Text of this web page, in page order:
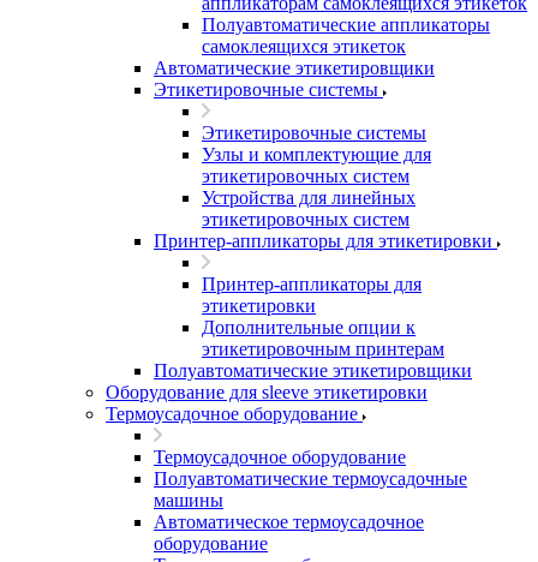
Полуавтоматические аппликаторы
самоклеящихся этикеток
Автоматические этикетировщики
Этикетировочные системы
Этикетировочные системы
Узлы и комплектующие для
этикетировочных систем
Устройства для линейных
этикетировочных систем
Принтер-аппликаторы для этикетировки
Принтер-аппликаторы для
этикетировки
Дополнительные опции к
этикетировочным принтерам
Полуавтоматические этикетировщики
Оборудование для sleeve этикетировки
Термоусадочное оборудование
Термоусадочное оборудование
Полуавтоматические термоусадочные
машины
Автоматическое термоусадочное
оборудование